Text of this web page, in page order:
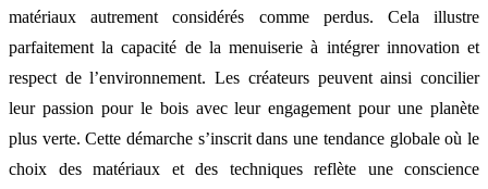
matériaux autrement considérés comme perdus. Cela illustre
parfaitement la capacité de la menuiserie à intégrer innovation et
respect de l’environnement. Les créateurs peuvent ainsi concilier
leur passion pour le bois avec leur engagement pour une planète
plus verte. Cette démarche s’inscrit dans une tendance globale où le
choix des matériaux et des techniques reflète une conscience